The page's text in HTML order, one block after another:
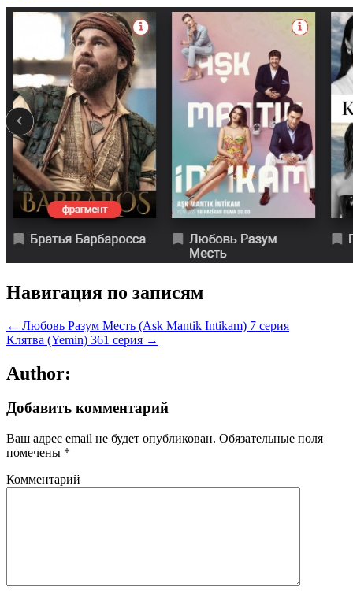
Навигация по записям
← Любовь Разум Месть (Ask Mantik Intikam) 7 серия
Клятва (Yemin) 361 серия →
Author:
Добавить комментарий
Ваш адрес email не будет опубликован. Обязательные поля
помечены *
Комментарий